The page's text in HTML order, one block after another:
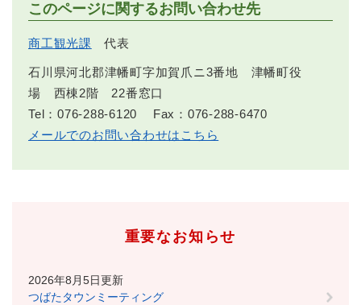
このページに関するお問い合わせ先
商工観光課 代表
石川県河北郡津幡町字加賀爪ニ3番地 津幡町役
場 西棟2階 22番窓口
Tel：076-288-6120
Fax：076-288-6470
メールでのお問い合わせはこちら
重要なお知らせ
2026年8月5日更新
つばたタウンミーティング